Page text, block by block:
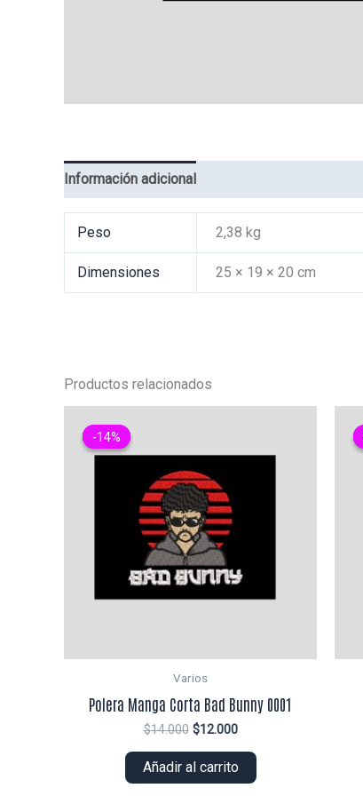
Información adicional
Peso 2,38 kg
Dimensiones 25 × 19 × 20 cm
Productos relacionados
-14%
-14%
Varios
Polera Manga Corta Bad Bunny 0001
$14.000 El
original
era:
$12.000El
actual
es:
Añadir al carrito